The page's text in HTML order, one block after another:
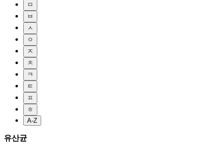
ㅁ
ㅂ
ㅅ
ㅇ
ㅈ
ㅊ
ㅋ
ㅌ
ㅍ
ㅎ
A-Z
유산균